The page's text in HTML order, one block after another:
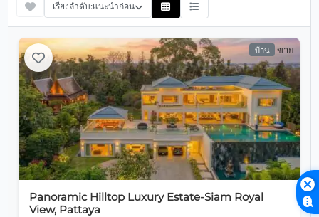
เรียงลำดับ:แนะนำก่อน
บ้าน ขาย
Panoramic Hilltop Luxury Estate-Siam Royal
View, Pattaya